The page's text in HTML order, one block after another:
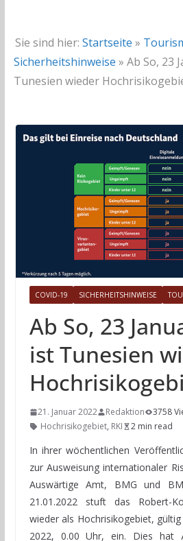
Sie sind hier: Startseite »
Sicherheitshinweise » Ab So, 23
Tunesien wieder
COVID-19 SICHERHEITSHINWEISE
Ab So, 23
ist Tunesien
21. Januar 2022 Redaktion
3758
Hochrisikogebiet, RKI 2 min read
In ihrer wöchentlichen
zur Ausweisung internationaler
Auswärtige Amt, BMG und
21.01.2022 stuft das Robert-
wieder als Hochrisikogebiet,
2022, 0.00 Uhr, ein. Dies hat